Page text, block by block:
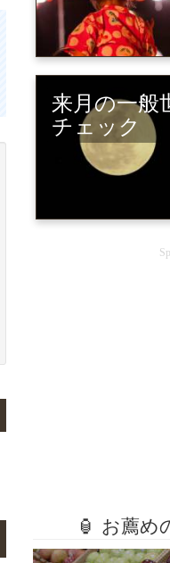
来月の一般
チェック
🏮 お薦め